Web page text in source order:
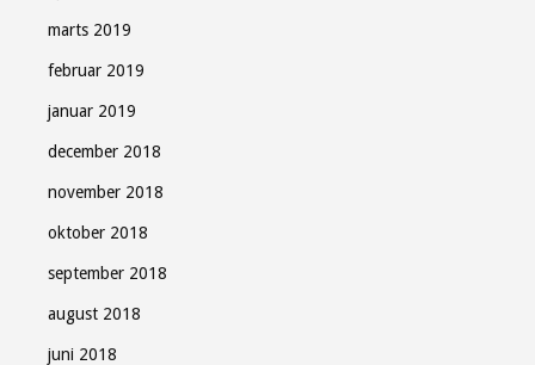
marts 2019
februar 2019
januar 2019
december 2018
november 2018
oktober 2018
september 2018
august 2018
juni 2018